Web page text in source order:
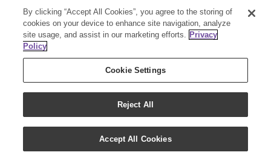
932069)
Ground Floor, Tower 7
Avenue 3, Bangsar South,
59200 Kuala Lumpur, Malaysia
Copyright 2020 - Young Living Essential Oils | All Rights
Reserved |
By clicking “Accept All Cookies”, you agree to the storing of
cookies on your device to enhance site navigation, analyze
site usage, and assist in our marketing efforts. Privacy
Policy
Cookie Settings
Reject All
Accept All Cookies